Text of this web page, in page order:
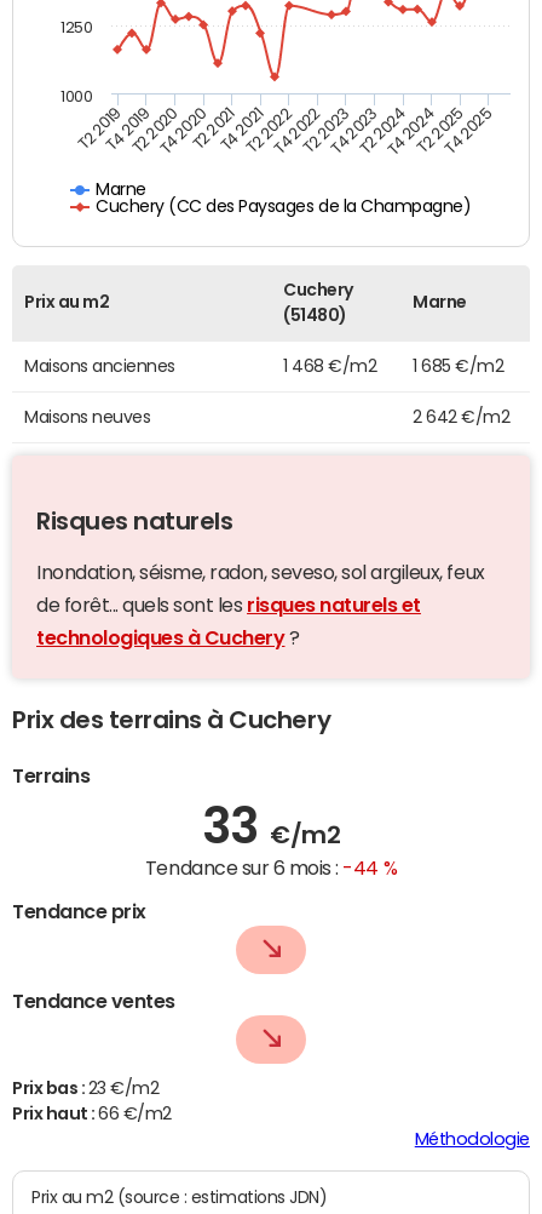
Marne
Cuchery (CC des Paysages de la Champagne)
T2 2019T4 2019T2 2020T4 2020T2 2021T4 2021T2 2022T4 2022T2 2023T4 2023T2 2024T4 2024T2 2025T4 2025
1000
1250
Prix au m2
Cuchery
(51480)
Marne
Maisons anciennes 1 468 €/m2 1 685 €/m2
Maisons neuves 2 642 €/m2
Risques naturels
Inondation, séisme, radon, seveso, sol argileux, feux
de forêt... quels sont les risques naturels et
technologiques à Cuchery?
Prix des terrains à Cuchery
Terrains
33 €/m2
Tendance sur 6 mois : -44 %
Tendance prix
Tendance ventes
Prix bas : 23 €/m2
Prix haut :66 €/m2
Méthodologie
Prix au m2 (source : estimations JDN)